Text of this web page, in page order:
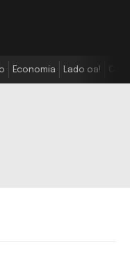
Economia Lado oa!